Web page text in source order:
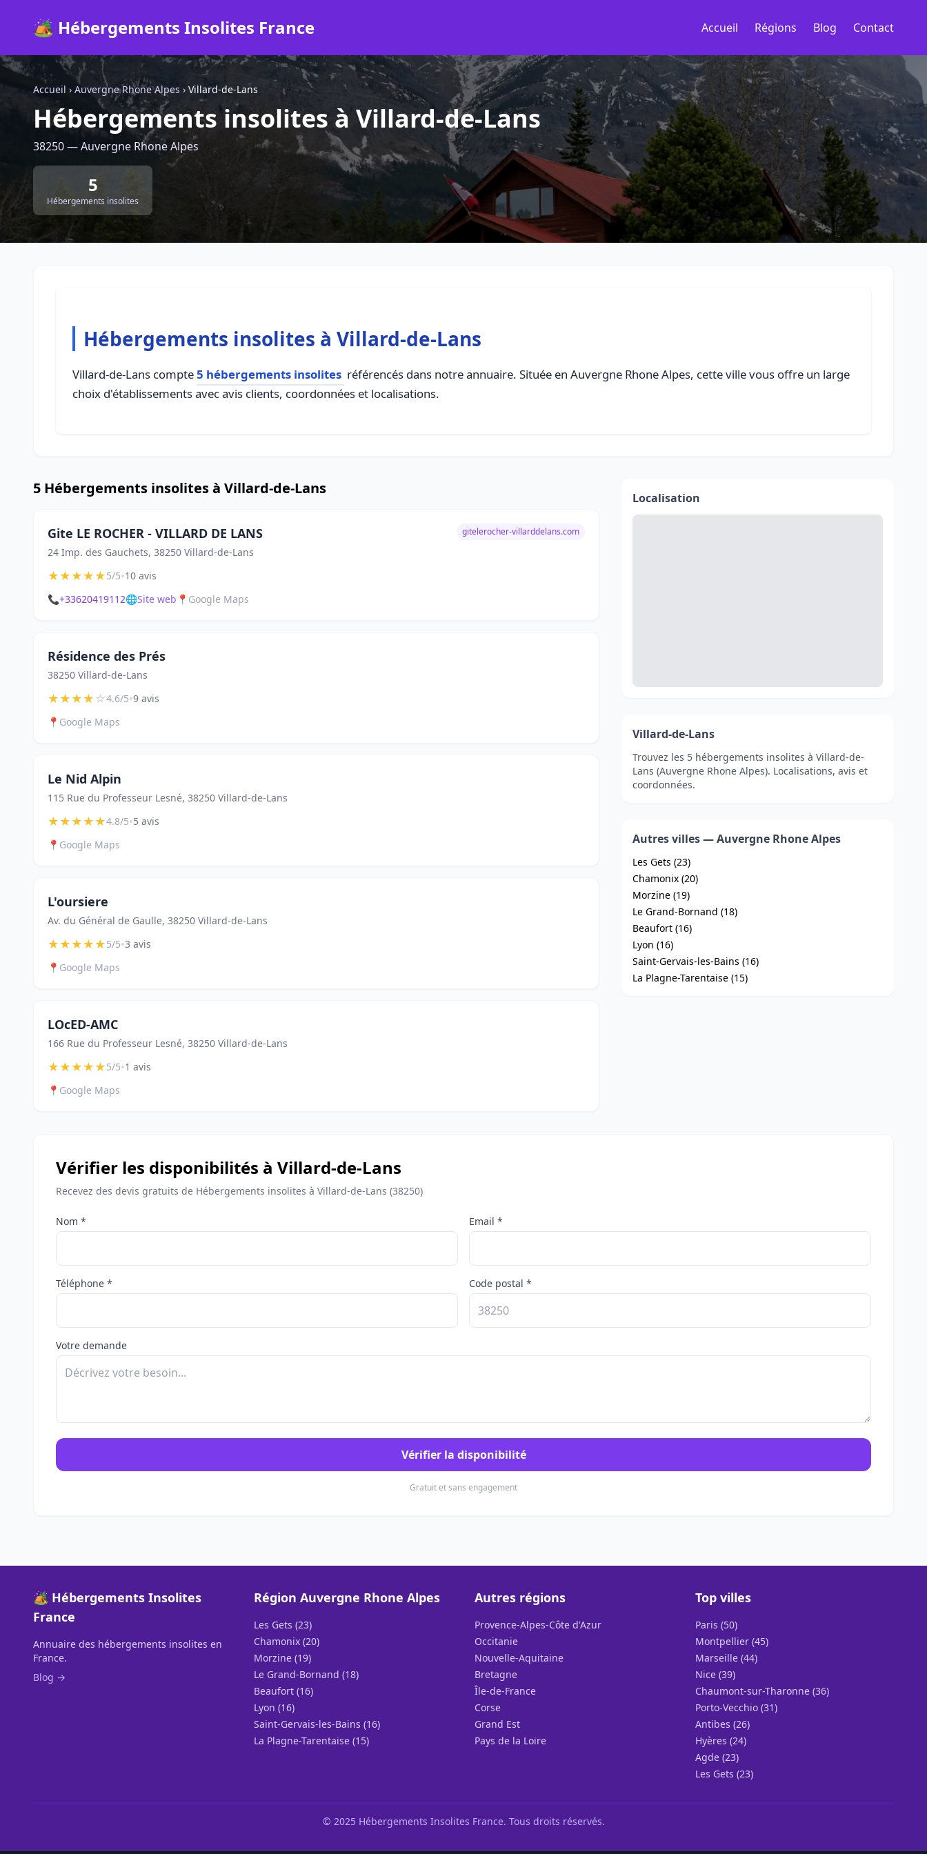
🏕️ Hébergements Insolites France Accueil Régions Blog Contact
Accueil › Auvergne Rhone Alpes › Villard-de-Lans
Hébergements insolites à Villard-de-Lans
38250 — Auvergne Rhone Alpes
5
Hébergements insolites
Hébergements insolites à Villard-de-Lans
Villard-de-Lans compte5 hébergements insolites référencés dans notre annuaire. Située en Auvergne Rhone Alpes, cette ville vous offre un large
choix d'établissements avec avis clients, coordonnées et localisations.
5 Hébergements insolites à Villard-de-Lans
Gite LE ROCHER - VILLARD DE LANS
24 Imp. des Gauchets, 38250 Villard-de-Lans
gitelerocher-villarddelans.com
★★★★★5/5•10 avis
📞+33620419112🌐Site web 📍 Google Maps
Résidence des Prés
38250 Villard-de-Lans
★★★★☆4.6/5•9 avis
📍 Google Maps
Le Nid Alpin
115 Rue du Professeur Lesné, 38250 Villard-de-Lans
★★★★★4.8/5•5 avis
📍 Google Maps
L'oursiere
Av. du Général de Gaulle, 38250 Villard-de-Lans
★★★★★5/5•3 avis
📍 Google Maps
LOcED-AMC
166 Rue du Professeur Lesné, 38250 Villard-de-Lans
★★★★★5/5•1 avis
📍 Google Maps
Localisation
Villard-de-Lans
Trouvez les 5 hébergements insolites à Villard-de-
Lans (Auvergne Rhone Alpes). Localisations, avis et
coordonnées.
Autres villes — Auvergne Rhone Alpes
Les Gets (23)
Chamonix (20)
Morzine (19)
Le Grand-Bornand (18)
Beaufort (16)
Lyon (16)
Saint-Gervais-les-Bains (16)
La Plagne-Tarentaise (15)
Vérifier les disponibilités à Villard-de-Lans
Recevez des devis gratuits de Hébergements insolites à Villard-de-Lans (38250)
Nom * Email *
Téléphone * Code postal *
Votre demande
Vérifier la disponibilité
Gratuit et sans engagement
🏕️ Hébergements Insolites
France
Annuaire des hébergements insolites en
France.
Blog →
Région Auvergne Rhone Alpes
Les Gets (23)
Chamonix (20)
Morzine (19)
Le Grand-Bornand (18)
Beaufort (16)
Lyon (16)
Saint-Gervais-les-Bains (16)
La Plagne-Tarentaise (15)
Autres régions
Provence-Alpes-Côte d'Azur
Occitanie
Nouvelle-Aquitaine
Bretagne
Île-de-France
Corse
Grand Est
Pays de la Loire
Top villes
Paris (50)
Montpellier (45)
Marseille (44)
Nice (39)
Chaumont-sur-Tharonne (36)
Porto-Vecchio (31)
Antibes (26)
Hyères (24)
Agde (23)
Les Gets (23)
© 2025 Hébergements Insolites France. Tous droits réservés.